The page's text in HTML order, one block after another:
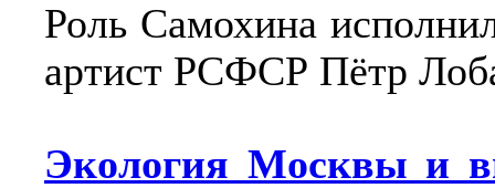
Роль Самохина
артист РСФСР Пётр
Экология Москвы и